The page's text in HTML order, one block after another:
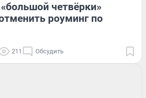
четвёрки»
роуминг по
211 Обсудить